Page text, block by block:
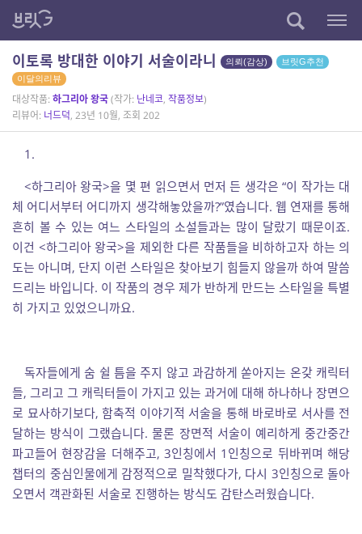
이토록 방대한 이야기 서술이라니 의뢰(감상)
브릿G추천
이달의리뷰
대상작품: 하그리아 왕국(작가: 난네코, 작품정보)
리뷰어: 너드덕, 23년 10월, 조회 202
1.
<하그리아 왕국>을 몇 편 읽으면서 먼저 든 생각은 “이 작가는 대
체 어디서부터 어디까지 생각해놓았을까?”였습니다. 웹 연재를 통해
흔히 볼 수 있는 여느 스타일의 소설들과는 많이 달랐기 때문이죠.
이건 <하그리아 왕국>을 제외한 다른 작품들을 비하하고자 하는 의
도는 아니며, 단지 이런 스타일은 찾아보기 힘들지 않을까 하여 말씀
드리는 바입니다. 이 작품의 경우 제가 반하게 만드는 스타일을 특별
히 가지고 있었으니까요.
독자들에게 숨 쉴 틈을 주지 않고 과감하게 쏟아지는 온갖 캐릭터
들, 그리고 그 캐릭터들이 가지고 있는 과거에 대해 하나하나 장면으
로 묘사하기보다, 함축적 이야기적 서술을 통해 바로바로 서사를 전
달하는 방식이 그랬습니다. 물론 장면적 서술이 예리하게 중간중간
파고들어 현장감을 더해주고, 3인칭에서 1인칭으로 뒤바뀌며 해당
챕터의 중심인물에게 감정적으로 밀착했다가, 다시 3인칭으로 돌아
오면서 객관화된 서술로 진행하는 방식도 감탄스러웠습니다.